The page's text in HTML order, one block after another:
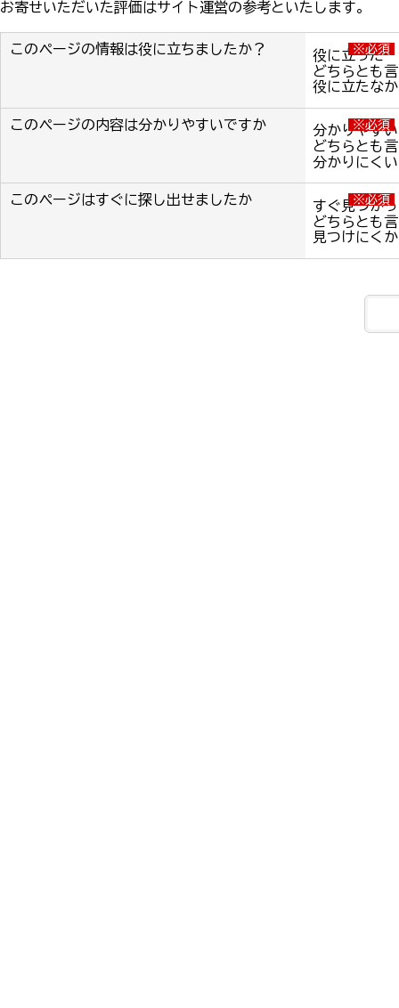
お寄せいただいた評価はサイト運営の参考といたします。
このページの情報は役に立ちましたか？ ※必須
役に立った
どちらとも
役に立たな
このページの内容は分かりやすいですか ※必須
分かりやすい
どちらとも
分かりにくい
このページはすぐに探し出せましたか ※必須
すぐ見つか
どちらとも
見つけにく